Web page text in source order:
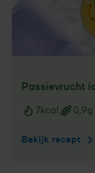
Passievrucht
7kcal 0,9g
Bekijk recept